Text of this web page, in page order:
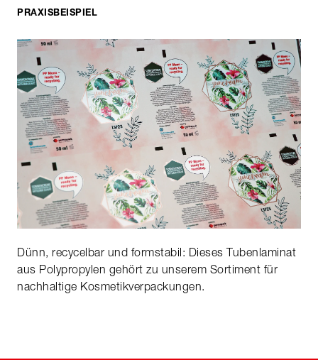
PRAXISBEISPIEL
Dünn, recycelbar und formstabil: Dieses Tubenlaminat
aus Polypropylen gehört zu unserem Sortiment für
nachhaltige Kosmetikverpackungen.